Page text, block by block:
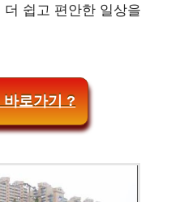
쉽고 편안한 일상을
로가기 ?